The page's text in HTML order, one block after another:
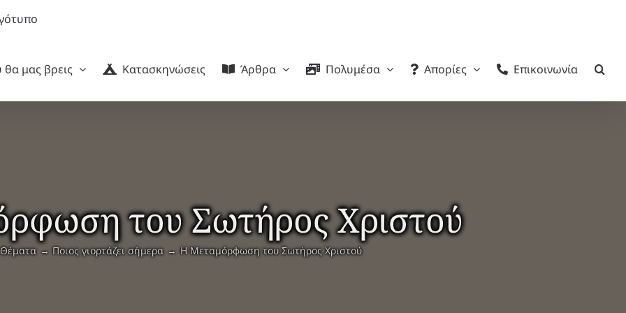
μας βρεις
Κατασκηνώσεις Άρθρα Πολυμέσα Απορίες Επικοινωνία
του Σωτήρος Χριστού
Θέματα Ποιος γιορτάζει σήμερα Η Μεταμόρφωση του Σωτήρος Χριστού